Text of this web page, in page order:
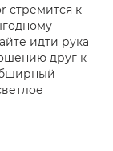
стремится к
идти рука
друг к